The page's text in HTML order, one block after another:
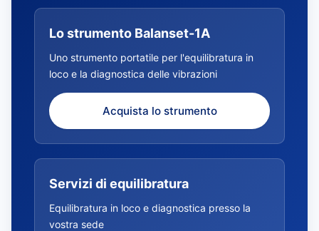
Lo strumento Balanset-1A
Uno strumento portatile per l'equilibratura in
loco e la diagnostica delle vibrazioni
Acquista lo strumento
Servizi di equilibratura
Equilibratura in loco e diagnostica presso la
vostra sede